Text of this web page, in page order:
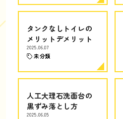
タンクなしトイレの
メリットデメリット
2025.06.07
未分類
人工大理石洗面台の
黒ずみ落とし方
2025.06.05